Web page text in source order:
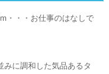
・・・お仕事のはなしで
に調和した気品あるタ